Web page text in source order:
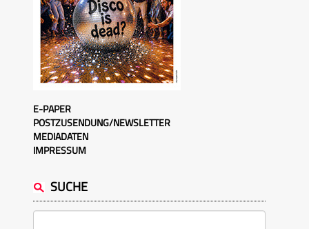
E-PAPER
POSTZUSENDUNG/NEWSLETTER
MEDIADATEN
IMPRESSUM
SUCHE